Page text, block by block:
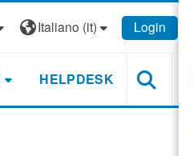
Italiano ‎(it)‎ Login
HELPDESK